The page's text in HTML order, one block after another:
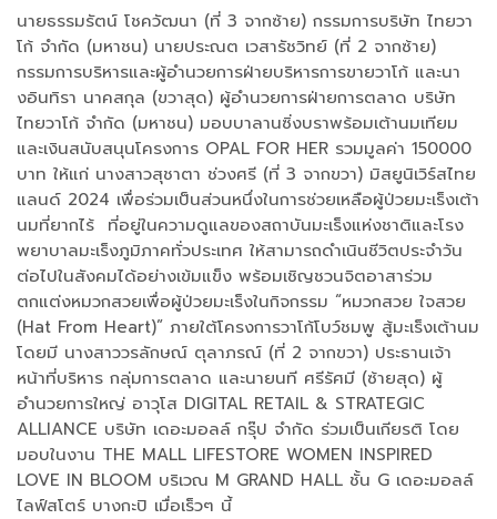
นายธรรมรัตน์ โชควัฒนา (ที่ 3 จากซ้าย) กรรมการบริษัท ไทยวา
โก้ จำกัด (มหาชน) นายประณต เวสารัชวิทย์ (ที่ 2 จากซ้าย)
กรรมการบริหารและผู้อำนวยการฝ่ายบริหารการขายวาโก้ และนา
งอินทิรา นาคสกุล (ขวาสุด) ผู้อำนวยการฝ่ายการตลาด บริษัท
ไทยวาโก้ จำกัด (มหาชน) มอบบาลานซิ่งบราพร้อมเต้านมเทียม
และเงินสนับสนุนโครงการ OPAL FOR HER รวมมูลค่า 150000
บาท ให้แก่ นางสาวสุชาตา ช่วงศรี (ที่ 3 จากขวา) มิสยูนิเวิร์สไทย
แลนด์ 2024 เพื่อร่วมเป็นส่วนหนึ่งในการช่วยเหลือผู้ป่วยมะเร็งเต้า
นมที่ยากไร้ ที่อยู่ในความดูแลของสถาบันมะเร็งแห่งชาติและโรง
พยาบาลมะเร็งภูมิภาคทั่วประเทศ ให้สามารถดำเนินชีวิตประจำวัน
ต่อไปในสังคมได้อย่างเข้มแข็ง พร้อมเชิญชวนจิตอาสาร่วม
ตกแต่งหมวกสวยเพื่อผู้ป่วยมะเร็งในกิจกรรม “หมวกสวย ใจสวย
(Hat From Heart)” ภายใต้โครงการวาโก้โบว์ชมพู สู้มะเร็งเต้านม
โดยมี นางสาววรลักษณ์ ตุลาภรณ์ (ที่ 2 จากขวา) ประธานเจ้า
หน้าที่บริหาร กลุ่มการตลาด และนายนที ศรีรัศมี (ซ้ายสุด) ผู้
อำนวยการใหญ่ อาวุโส DIGITAL RETAIL & STRATEGIC
ALLIANCE บริษัท เดอะมอลล์ กรุ๊ป จำกัด ร่วมเป็นเกียรติ โดย
มอบในงาน THE MALL LIFESTORE WOMEN INSPIRED
LOVE IN BLOOM บริเวณ M GRAND HALL ชั้น G เดอะมอลล์
ไลฟ์สโตร์ บางกะปิ เมื่อเร็วๆ นี้